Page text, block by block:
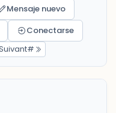
Mensaje nuevo
Conectarse